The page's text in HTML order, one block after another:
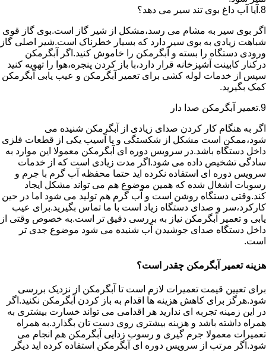
8.آیا آب داغ بوی تند سیر می دهد؟
اگر بوی سیر به مشام می رسد،مشکل از شیر گاز است.بوی گاز قوی
شباهت زیادی به بوی سیر دارد که بسیار خطرناک است.شیر اصلی گاز
ورودی دستگاه را بسته و آبگرمکن را خاموش کنید.اگر آبگرمکن
درکنار کابینت آشپزخانه قرار دارد،با باز کردن پنجره،هوا را تهویه کنید
سپس از خدمات لوله کشی برای تعمیر آبگرمکن و عیب یابی آبگرمکن
کمک بگیرید.
9.تعمیر آبگرمکن صدا دار
اگر به هنگام کار کردن صدای زیادی از آبگرمکن شنیده می
شود،ممکن است مشکل از شکستگی و یا آسیب یکی از قطعات فلزی
داخل دستگاه باشد.در سرویس دوره ای آبگرمکن معمولا این موارد به
سادگی تشخیص داده می شود.اگر مدت زیادی است که از خدمات
سرویس دوره ای استفاده نکرده اید حتما محفظه آب گرم با جرم و
رسوبات اشغال شده که همین موضوع هم می تواند مشکل ایجاد
کند.وقتی دستگاه روشن است و آب گرم هم تولید می شود اما در حین
کارکرد،سر و صدای دستگاه زیاد است با ما تماس بگیرید.برای عیب
یابی و تعمیر آبگرمکن نیاز به بررسی دقیق تر است.به خصوص وقتی از
داخل دستگاه صدای جوشیدن آب شنیده می شود موضوع جدی تر
است.
هزینه تعمیر آبگرمکن چقدر است؟
برای تعیین قیمت تعمیرات لازم است تا آبگرمکن از نزدیک بررسی
شود.هرگز برای کاهش هزینه ها اقدام به باز کردن آبگرمکن نکنید.اگر
در این زمینه تجربه ای ندارید هر اقدامی می تواند خسارت بیشتری به
همراه داشته باشد و هزینه بیشتری روی دست تان بگذارد.به همراه
تعمیرات معمولا جرم گیری و رسوب زدایی آبگرمکن هم انجام می
شود.اگر مرتب از سرویس دوره ای آبگرمکن استفاده کرده اید دیگر